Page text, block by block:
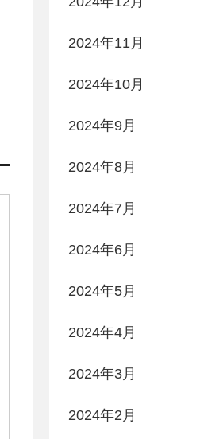
2024年11月
2024年10月
2024年9月
2024年8月
2024年7月
2024年6月
2024年5月
2024年4月
2024年3月
2024年2月